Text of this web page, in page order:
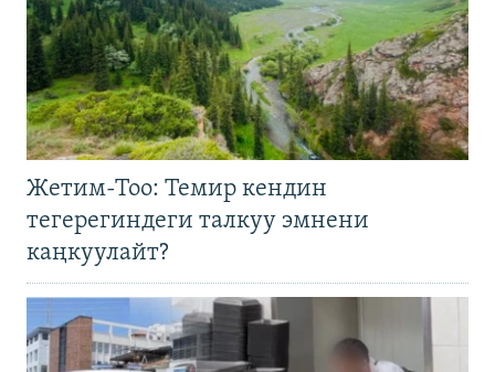
Жетим-Тоо: Темир кендин
тегерегиндеги талкуу эмнени
каңкуулайт?